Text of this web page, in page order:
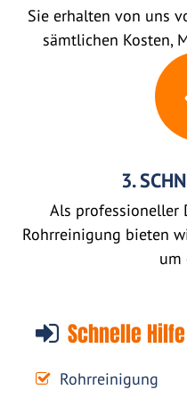
Sie erhalten von uns
sämtlichen Kosten,
3.
Als professioneller
Rohrreinigung bieten
um
Schnelle
Rohrreinigung